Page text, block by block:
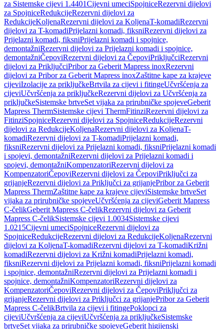
za Sistemske cijevi 1.4401Cijevni umeciSpojniceRezervni dijelovi
za SpojniceRedukcijeRezervni dijelovi za
RedukcijeKoljenaRezervni dijelovi za KoljenaT-komadiRezervni
dijelovi za T-komadiPrijelazni komadi, fiksniRezervni dijelovi za
Prijelazni komadi, fiksniPrijelazni komadi i spojnice,
demontažniRezervni dijelovi za Prijelazni komadi i spojnice,
demontažniČepoviRezervni dijelovi za ČepoviPriključciRezervni
dijelovi za PriključciPribor za Geberit Mapress inoxRezervni
dijelovi za Pribor za Geberit Mapress inoxZaštitne kape za krajeve
cijeviIzolacije za priključkeBrtvila za cijevi i fitingeUčvršćenja za
cijeviUčvršćenja za priključkeRezervni dijelovi za Učvršćenja za
priključkeSistemske brtveSet vijaka za prirubničke spojeveGeberit
Mapress ThermSistemske cijevi ThermFitinziRezervni dijelovi za
FitinziSpojniceRezervni dijelovi za SpojniceRedukcijeRezervni
dijelovi za RedukcijeKoljenaRezervni dijelovi za KoljenaT-
komadiRezervni dijelovi za T-komadiPrijelazni komadi,
fiksniRezervni dijelovi za Prijelazni komadi, fiksniPrijelazni komadi
i spojevi, demontažniRezervni dijelovi za Prijelazni komadi i
spojevi, demontažniKompenzatoriRezervni dijelovi za
KompenzatoriČepoviRezervni dijelovi za ČepoviPriključci za
grijanjeRezervni dijelovi za Priključci za grijanjePribor za Geberit
Mapress ThermZaštitne kape za krajeve cijeviSistemske brtveSet
vijaka za prirubničke spojeveUčvršćenja za cijeviGeberit Mapress
C-čelikGeberit Mapress C-čelikRezervni dijelovi za Geberit
Mapress C-čelikSistemske cijevi 1.0034Sistemske cijevi
1.0215Cijevni umeciSpojniceRezervni dijelovi za
SpojniceRedukcijeRezervni dijelovi za RedukcijeKoljenaRezervni
dijelovi za KoljenaT-komadiRezervni dijelovi za T-komadiKrižni
komadiRezervni dijelovi za Križni komadiPrijelazni komadi,
fiksniRezervni dijelovi za Prijelazni komadi, fiksniPrijelazni komadi
i spojnice, demontažniRezervni dijelovi za Prijelazni komadi i
spojnice, demontažniKompenzatoriRezervni dijelovi za
KompenzatoriČepoviRezervni dijelovi za ČepoviPriključci za
grijanjeRezervni dijelovi za Priključci za grijanjePribor za Geberit
Mapress C-čelikBrtvila za cijevi i fitingePoklopci za
cijeviUčvršćenja za cijeviUčvršćenja za priključkeSistemske
brtveSet vijaka za prirubničke spojeveGeberit higijenski